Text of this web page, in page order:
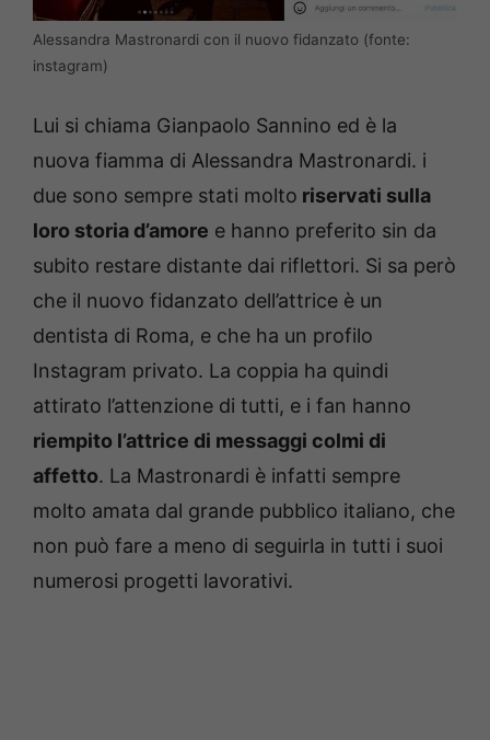
Alessandra Mastronardi con il nuovo fidanzato (fonte:
instagram)
Lui si chiama Gianpaolo Sannino ed è la
nuova fiamma di Alessandra Mastronardi. i
due sono sempre stati molto riservati sulla
loro storia d’amore e hanno preferito sin da
subito restare distante dai riflettori. Si sa però
che il nuovo fidanzato dell’attrice è un
dentista di Roma, e che ha un profilo
Instagram privato. La coppia ha quindi
attirato l’attenzione di tutti, e i fan hanno
riempito l’attrice di messaggi colmi di
affetto. La Mastronardi è infatti sempre
molto amata dal grande pubblico italiano, che
non può fare a meno di seguirla in tutti i suoi
numerosi progetti lavorativi.